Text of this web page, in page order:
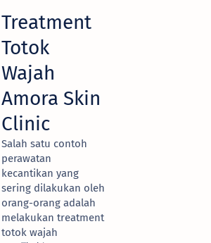
Treatment
Totok
Wajah
Amora Skin
Clinic
Salah satu contoh
perawatan
kecantikan yang
sering dilakukan oleh
orang-orang adalah
melakukan treatment
totok wajah